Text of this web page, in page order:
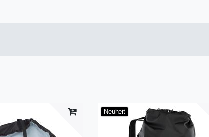
Neuheit